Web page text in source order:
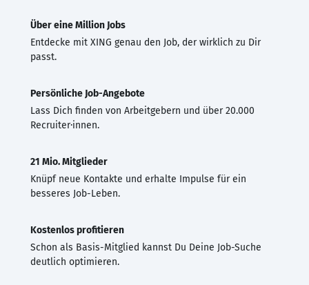
Über eine Million Jobs
Entdecke mit XING genau den Job, der wirklich zu Dir
passt.
Persönliche Job-Angebote
Lass Dich finden von Arbeitgebern und über 20.000
Recruiter·innen.
21 Mio. Mitglieder
Knüpf neue Kontakte und erhalte Impulse für ein
besseres Job-Leben.
Kostenlos profitieren
Schon als Basis-Mitglied kannst Du Deine Job-Suche
deutlich optimieren.